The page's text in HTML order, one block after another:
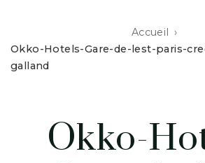
Accueil
Okko-Hotels-Gare-de-lest-paris-
galland
Okko-